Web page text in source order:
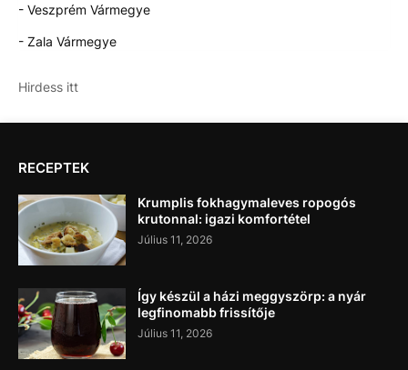
- Veszprém Vármegye
- Zala Vármegye
Hirdess itt
RECEPTEK
Krumplis fokhagymaleves ropogós
krutonnal: igazi komfortétel
Július 11, 2026
Így készül a házi meggyszörp: a nyár
legfinomabb frissítője
Július 11, 2026